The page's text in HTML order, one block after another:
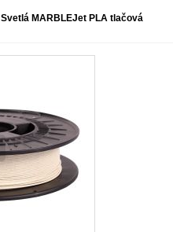
Svetlá MARBLEJet PLA tlačová